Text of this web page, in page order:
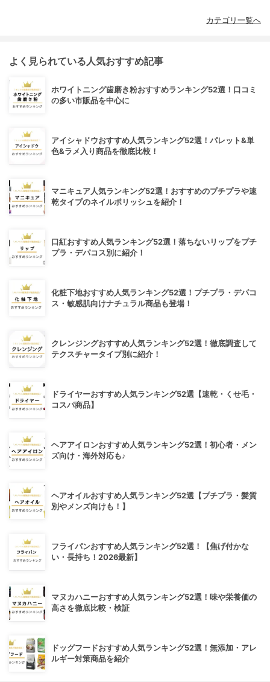
カテゴリ一覧へ
よく見られている人気おすすめ記事
ホワイトニング歯磨き粉おすすめランキング52選！口コミ
の多い市販品を中心に
アイシャドウおすすめ人気ランキング52選！パレット&単
色&ラメ入り商品を徹底比較！
マニキュア人気ランキング52選！おすすめのプチプラや速
乾タイプのネイルポリッシュを紹介！
口紅おすすめ人気ランキング52選！落ちないリップをプチ
プラ・デパコス別に紹介！
化粧下地おすすめ人気ランキング52選！プチプラ・デパコ
ス・敏感肌向けナチュラル商品も登場！
クレンジングおすすめ人気ランキング52選！徹底調査して
テクスチャータイプ別に紹介！
ドライヤーおすすめ人気ランキング52選【速乾・くせ毛・
コスパ商品】
ヘアアイロンおすすめ人気ランキング52選！初心者・メン
ズ向け・海外対応も♪
ヘアオイルおすすめ人気ランキング52選【プチプラ・髪質
別やメンズ向けも！】
フライパンおすすめ人気ランキング52選！【焦げ付かな
い・長持ち！2026最新】
マヌカハニーおすすめ人気ランキング52選！味や栄養価の
高さを徹底比較・検証
ドッグフードおすすめ人気ランキング52選！無添加・アレ
ルギー対策商品を紹介